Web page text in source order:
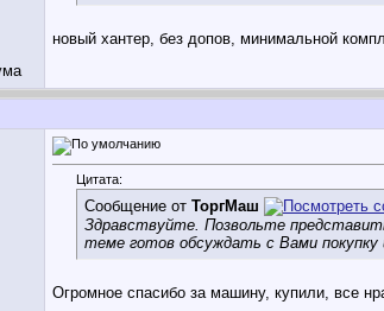
новый хантер, без допов, минимальной
Цитата:
Сообщение от ТоргМаш
Здравствуйте. Позвольте
теме готов обсуждать с Вами
Огромное спасибо за машину, купили, все